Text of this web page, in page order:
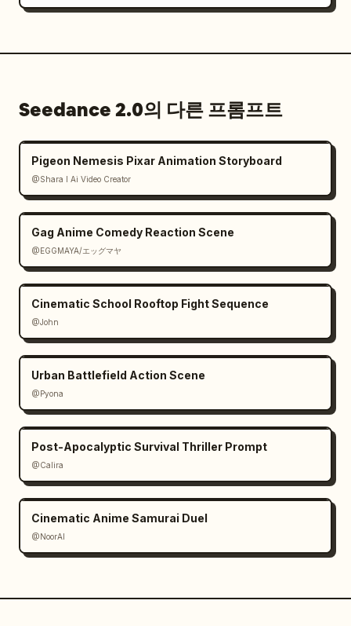
Seedance 2.0의 다른 프롬프트
Pigeon Nemesis Pixar Animation Storyboard
@Shara I Ai Video Creator
Gag Anime Comedy Reaction Scene
@EGGMAYA/エッグマヤ
Cinematic School Rooftop Fight Sequence
@John
Urban Battlefield Action Scene
@Pyona
Post-Apocalyptic Survival Thriller Prompt
@Calira
Cinematic Anime Samurai Duel
@NoorAI